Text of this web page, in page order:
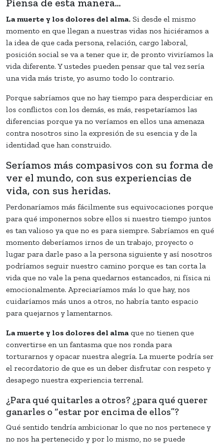
La muerte y los dolores del alma. Si desde el mismo
momento en que llegan a nuestras vidas nos hiciéramos a
la idea de que cada persona, relación, cargo laboral,
posición social se va a tener que ir, de pronto viviríamos la
vida diferente. Y ustedes pueden pensar que tal vez sería
una vida más triste, yo asumo todo lo contrario.
Porque sabríamos que no hay tiempo para desperdiciar en
los conflictos con los demás, es más, respetaríamos las
diferencias porque ya no veríamos en ellos una amenaza
contra nosotros sino la expresión de su esencia y de la
identidad que han construido.
Seríamos más compasivos con su forma de
ver el mundo, con sus experiencias de
vida, con sus heridas.
Perdonaríamos más fácilmente sus equivocaciones porque
para qué imponernos sobre ellos si nuestro tiempo juntos
es tan valioso ya que no es para siempre. Sabríamos en qué
momento deberíamos irnos de un trabajo, proyecto o
lugar para darle paso a la persona siguiente y así nosotros
podríamos seguir nuestro camino porque es tan corta la
vida que no vale la pena quedarnos estancados, ni física ni
emocionalmente. Apreciaríamos más lo que hay, nos
cuidaríamos más unos a otros, no habría tanto espacio
para quejarnos y lamentarnos.
La muerte y los dolores del alma que no tienen que
convertirse en un fantasma que nos ronda para
torturarnos y opacar nuestra alegría. La muerte podría ser
el recordatorio de que es un deber disfrutar con respeto y
desapego nuestra experiencia terrenal.
¿Para qué quitarles a otros? ¿para qué querer
ganarles o “estar por encima de ellos”?
Qué sentido tendría ambicionar lo que no nos pertenece y
no nos ha pertenecido y por lo mismo, no se puede